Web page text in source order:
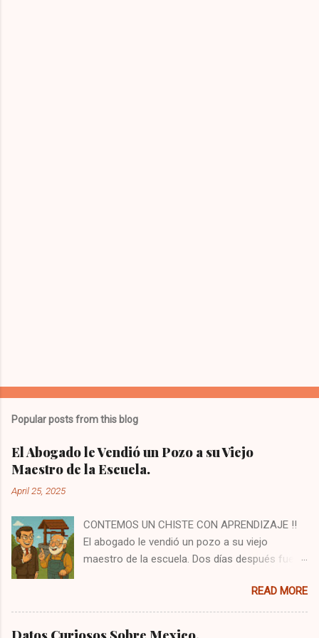
Popular posts from this blog
El Abogado le Vendió un Pozo a su Viejo
Maestro de la Escuela.
April 25, 2025
CONTEMOS UN CHISTE CON APRENDIZAJE ‼️
El abogado le vendió un pozo a su viejo
maestro de la escuela. Dos días después fue a
el agua que está dentro! Si quiere usar el agua,
debe pagar un extra. El maestro sonrió y
respondió: —Sí, justo iba a buscarlo. Iba a
READ MORE